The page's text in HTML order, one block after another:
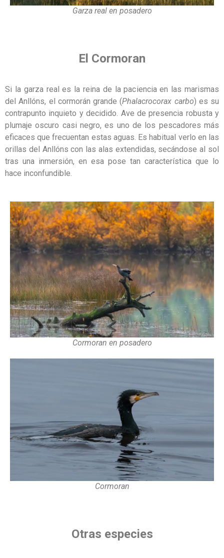
Garza real en posadero
El Cormoran
Si la garza real es la reina de la paciencia en las marismas
del Anllóns, el cormorán grande (Phalacrocorax carbo) es su
contrapunto inquieto y decidido. Ave de presencia robusta y
plumaje oscuro casi negro, es uno de los pescadores más
eficaces que frecuentan estas aguas. Es habitual verlo en las
orillas del Anllóns con las alas extendidas, secándose al sol
tras una inmersión, en esa pose tan característica que lo
hace inconfundible.
Cormoran en posadero
Cormoran
Otras especies